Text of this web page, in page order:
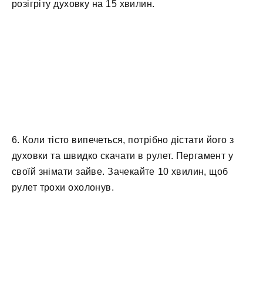
розігріту духовку на 15 хвилин.
6. Коли тісто випечеться, потрібно дістати його з
духовки та швидко скачати в рулет. Пергамент у
своїй знімати зайве. Зачекайте 10 хвилин, щоб
рулет трохи охолонув.